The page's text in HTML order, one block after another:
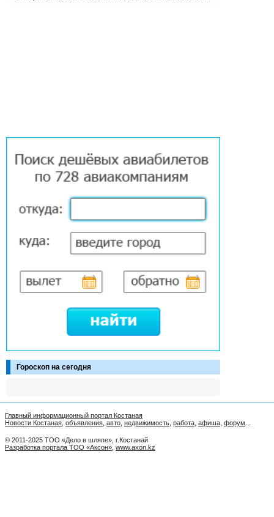
Гороскоп на сегодня
Главный информационный портал Костаная
Новости Костаная объявления авто недвижимость работа афиша форум
© 2011-2025 ТОО «Дело в шляпе», г.Костанай
Разработка портала ТОО «Аксон» www.axon.kz